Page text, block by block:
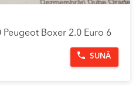
Boxer 2.0 Euro 6
SUNĂ